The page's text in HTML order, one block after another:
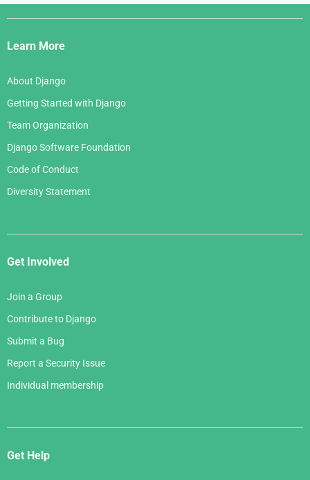
Django
Links
Learn More
About Django
Getting Started with Django
Team Organization
Django Software Foundation
Code of Conduct
Diversity Statement
Get Involved
Join a Group
Contribute to Django
Submit a Bug
Report a Security Issue
Individual membership
Get Help